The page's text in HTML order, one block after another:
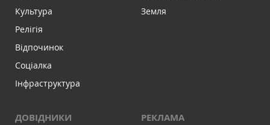
Культура
Релігія
Відпочинок
Соціалка
Інфраструктура
Земля
ДОВІДНИКИ РЕКЛАМА